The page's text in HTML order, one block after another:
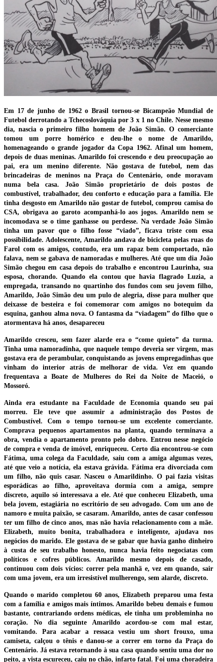
Em 17 de junho de 1962 o Brasil tornou-se Bicampeão Mundial de
Futebol derrotando a Tchecoslováquia por 3 x 1 no Chile. Nesse mesmo
dia, nascia o primeiro filho homem de João Simão. O comerciante
tomou um porre homérico e deu-lhe o nome de Amarildo,
homenageando o grande jogador da Copa 1962. Afinal um homem,
depois de duas meninas. Amarildo foi crescendo e deu preocupação ao
pai, era um menino diferente. Não gostava de futebol, nem das
brincadeiras de meninos na Praça do Centenário, onde moravam
numa bela casa. João Simão proprietário de dois postos de
combustível, trabalhador, deu conforto e educação para a família. Ele
tinha desgosto em Amarildo não gostar de futebol, comprou camisa do
CSA, obrigava ao garoto acompanhá-lo aos jogos. Amarildo nem se
incomodava se o time ganhasse ou perdesse. Na verdade João Simão
tinha um pavor que o filho fosse “viado”, ficava triste com essa
possibilidade. Adolescente, Amarildo andava de bicicleta pelas ruas do
Farol com os amigos, contudo, era um rapaz bem comportado, não
falava, nem se gabava de namoradas e mulheres. Até que um dia João
Simão chegou em casa depois do trabalho e encontrou Laurinha, sua
esposa, chorando. Quando ela contou que havia flagrado Luzia, a
empregada, transando no quartinho dos fundos com seu jovem filho,
Amarildo, João Simão deu um pulo de alegria, disse para mulher que
deixasse de besteira e foi comemorar com amigos no botequim da
esquina, ganhou alma nova. O fantasma da “viadagem” do filho que o
atormentava há anos, desapareceu
Amarildo cresceu, sem fazer alarde era o “come quieto” da turma.
Tinha uma namoradinha, que naquele tempo deveria ser virgem, mas
gostava era de perambular, conquistando as jovens empregadinhas que
vinham do interior atrás de melhorar de vida. Vez em quando
frequentava a Boate de Mulheres do Rei da Noite de Maceió, o
Mossoró.
Ainda era estudante na Faculdade de Economia quando seu pai
morreu. Ele teve que assumir a administração dos Postos de
Combustível. Com o tempo tornou-se um excelente comerciante.
Comprava pequenos apartamentos na planta, quando terminava a
obra, vendia o apartamento pronto pelo dobro. Entrou nesse negócio
de compra e venda de imóvel, enriqueceu. Certo dia encontrou-se com
Fátima, uma colega da Faculdade, saiu com a amiga algumas vezes,
até que veio a notícia, ela estava grávida. Fátima era divorciada com
um filho, não quis casar. Nasceu o Amarildinho. O pai fazia visitas
esporádicas ao filho, aproveitava dormia com a amiga, sempre
discreto, aquilo só interessava a ele. Até que conheceu Elizabeth, uma
bela jovem, estagiária no escritório de seu advogado. Com um ano de
namoro e muita paixão, se casaram. Amarildo, antes de casar confessou
ter um filho de cinco anos, mas não havia relacionamento com a mãe.
Elizabeth, muito bonita, trabalhadora e inteligente, ajudava nos
negócios do marido. Ele gostava de se gabar que havia ganho dinheiro
à custa de seu trabalho honesto, nunca havia feito negociatas com
políticos e cofres públicos. Amarildo mesmo depois de casado,
continuou com dois vícios: correr pela manhã e, vez em quando, sair
com uma jovem, era um irresistível mulherengo, sem alarde, discreto.
Quando o marido completou 60 anos, Elizabeth preparou uma festa
com a família e amigos mais íntimos. Amarildo bebeu demais e fumou
bastante, contrariando ordens médicas, ele tinha um probleminha no
coração. No dia seguinte Amarildo acordou-se com mal estar,
vomitando. Para acabar a ressaca vestiu um short frouxo, uma
camiseta, calçou o tênis e danou-se a correr em torno da Praça do
Centenário. Já estava retornando à sua casa quando sentiu uma dor no
peito, a vista escureceu, caiu no chão, infarto fatal. Foi uma choradeira